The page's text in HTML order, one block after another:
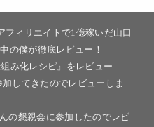
フィリエイトで1億稼いだ山口
の僕が徹底レビュー！
み化レシピ』をレビュー
してきたのでレビューしま
の懇親会に参加したのでレビ